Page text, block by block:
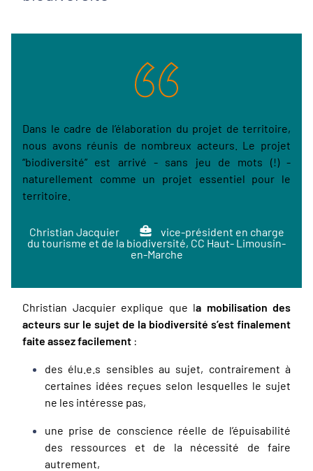
Dans le cadre de l’élaboration du projet de territoire,
nous avons réunis de nombreux acteurs. Le projet
“biodiversité” est arrivé - sans jeu de mots (!) -
naturellement comme un projet essentiel pour le
territoire.
Christian Jacquier
vice-président en charge
du tourisme et de la biodiversité, CC Haut- Limousin-
en-Marche
Christian Jacquier explique que la mobilisation des
acteurs sur le sujet de la biodiversité s’est finalement
faite assez facilement :
des élu.e.s sensibles au sujet, contrairement à
certaines idées reçues selon lesquelles le sujet
ne les intéresse pas,
une prise de conscience réelle de l’épuisabilité
des ressources et de la nécessité de faire
autrement,